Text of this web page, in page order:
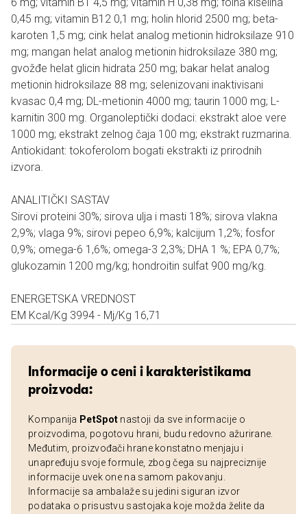
0,45 mg; vitamin B12 0,1 mg; holin hlorid 2500 mg; beta-
karoten 1,5 mg; cink helat analog metionin hidroksilaze 910
mg; mangan helat analog metionin hidroksilaze 380 mg;
gvožđe helat glicin hidrata 250 mg; bakar helat analog
metionin hidroksilaze 88 mg; selenizovani inaktivisani
kvasac 0,4 mg; DL-metionin 4000 mg; taurin 1000 mg; L-
karnitin 300 mg. Organoleptički dodaci: ekstrakt aloe vere
1000 mg; ekstrakt zelnog čaja 100 mg; ekstrakt ruzmarina.
Antiokidant: tokoferolom bogati ekstrakti iz prirodnih
izvora.
ANALITIČKI SASTAV
Sirovi proteini 30%; sirova ulja i masti 18%; sirova vlakna
2,9%; vlaga 9%; sirovi pepeo 6,9%; kalcijum 1,2%; fosfor
0,9%; omega-6 1,6%; omega-3 2,3%; DHA 1 %; EPA 0,7%;
glukozamin 1200 mg/kg; hondroitin sulfat 900 mg/kg.
ENERGETSKA VREDNOST
EM Kcal/Kg 3994 - Mj/Kg 16,71
Informacije o ceni i karakteristikama
proizvoda:
Kompanija PetSpot nastoji da sve informacije o
proizvodima, pogotovu hrani, budu redovno ažurirane.
Međutim, proizvođači hrane konstatno menjaju i
unapređuju svoje formule, zbog čega su najpreciznije
informacije uvek one na samom pakovanju.
Informacije sa ambalaže su jedini siguran izvor
podataka o prisustvu sastojaka koje možda želite da